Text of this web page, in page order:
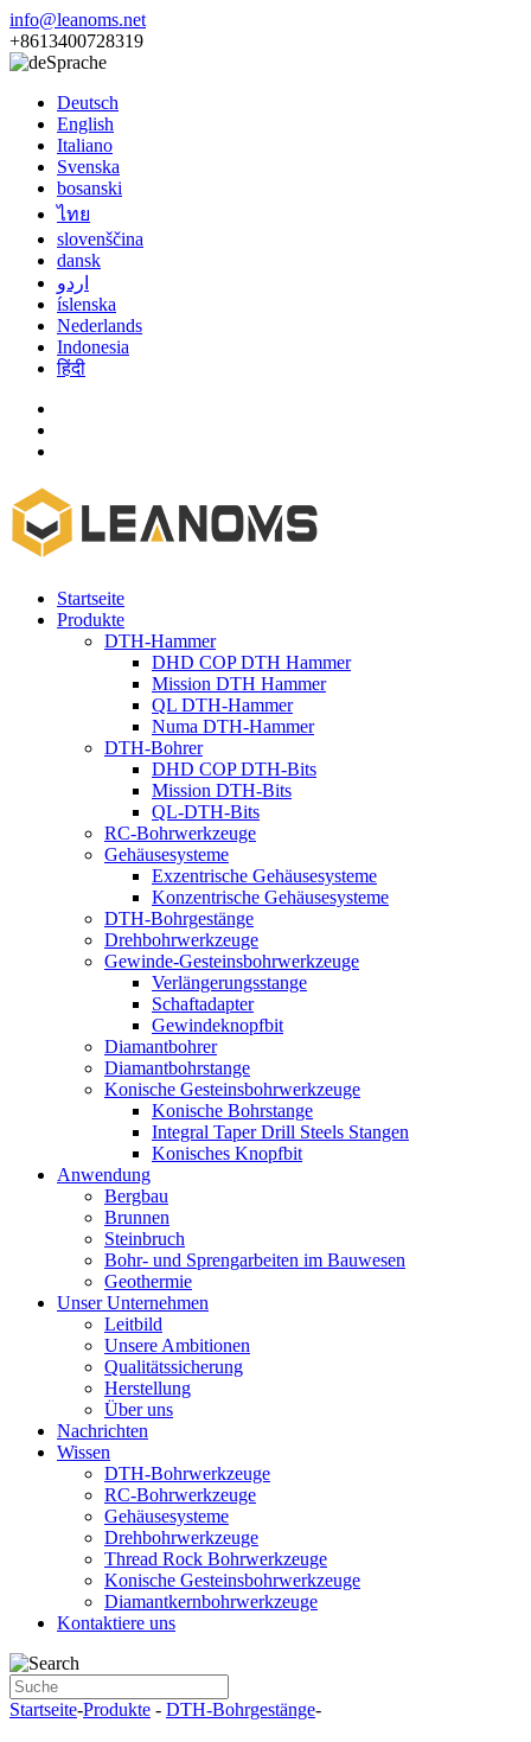
info@leanoms.net
+8613400728319
Sprache
Deutsch
English
Italiano
Svenska
bosanski
ไทย
slovenščina
dansk
اردو
íslenska
Nederlands
Indonesia
हिंदी
Startseite
Produkte
DTH-Hammer
DHD COP DTH Hammer
Mission DTH Hammer
QL DTH-Hammer
Numa DTH-Hammer
DTH-Bohrer
DHD COP DTH-Bits
Mission DTH-Bits
QL-DTH-Bits
RC-Bohrwerkzeuge
Gehäusesysteme
Exzentrische Gehäusesysteme
Konzentrische Gehäusesysteme
DTH-Bohrgestänge
Drehbohrwerkzeuge
Gewinde-Gesteinsbohrwerkzeuge
Verlängerungsstange
Schaftadapter
Gewindeknopfbit
Diamantbohrer
Diamantbohrstange
Konische Gesteinsbohrwerkzeuge
Konische Bohrstange
Integral Taper Drill Steels Stangen
Konisches Knopfbit
Anwendung
Bergbau
Brunnen
Steinbruch
Bohr- und Sprengarbeiten im Bauwesen
Geothermie
Unser Unternehmen
Leitbild
Unsere Ambitionen
Qualitätssicherung
Herstellung
Über uns
Nachrichten
Wissen
DTH-Bohrwerkzeuge
RC-Bohrwerkzeuge
Gehäusesysteme
Drehbohrwerkzeuge
Thread Rock Bohrwerkzeuge
Konische Gesteinsbohrwerkzeuge
Diamantkernbohrwerkzeuge
Kontaktiere uns
Startseite-Produkte - DTH-Bohrgestänge-